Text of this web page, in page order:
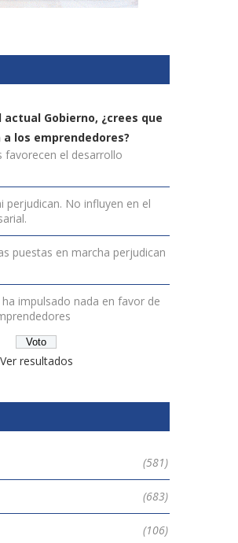
Gobierno, ¿crees que
los emprendedores?
favorecen el desarrollo
perjudican. No influyen en el
puestas en marcha perjudican
impulsado nada en favor de
Ver resultados
(581)
(683)
(106)